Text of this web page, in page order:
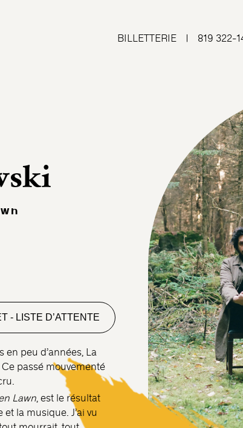
BILLETTERIE | 819 322-
- LISTE D’ATTENTE
en peu d’années, La
passé mouvementé
Lawn, est le résultat
et la musique. J’ai vu